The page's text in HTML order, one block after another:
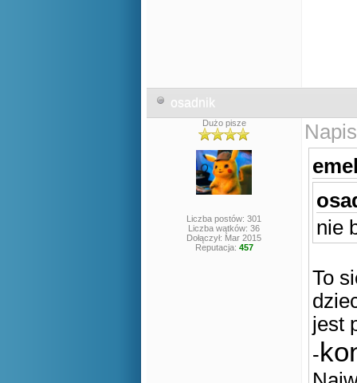
osadnik
Dużo pisze
Liczba postów: 301
Liczba wątków: 36
Dołączył: Mar 2015
Reputacja: 457
nie
To
jest
-